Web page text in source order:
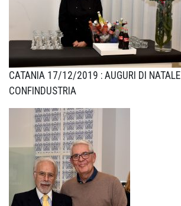
CATANIA 17/12/2019 : AUGURI DI NATALE
CONFINDUSTRIA